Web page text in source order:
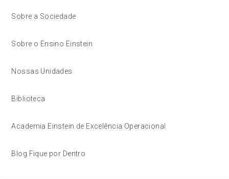
Sobre a Sociedade
Sobre o Ensino Einstein
Nossas Unidades
Biblioteca
Academia Einstein de Excelência Operacional
Blog Fique por Dentro